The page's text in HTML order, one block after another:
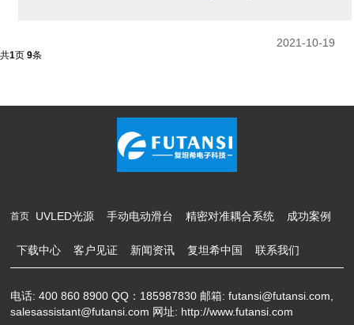
2021-10-19
共1页 9条
首页 UVLED光源 手动电动滑台 精密对准耦合系统 成功案例
下载中心 客户见证 新闻资讯 复坦希中国 联系我们
电话: 400 860 8900 QQ：185987830 邮箱: futansi@futansi.com,
salesassistant@futansi.com 网址: http://www.futansi.com